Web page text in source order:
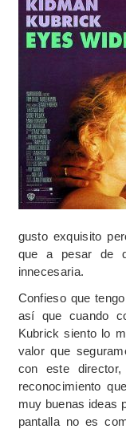
gusto exquisito
que a pesar de
innecesaria.
Confieso que
así que cuando
Kubrick siento lo
valor que
con este
reconocimiento
muy buenas ideas
pantalla no es